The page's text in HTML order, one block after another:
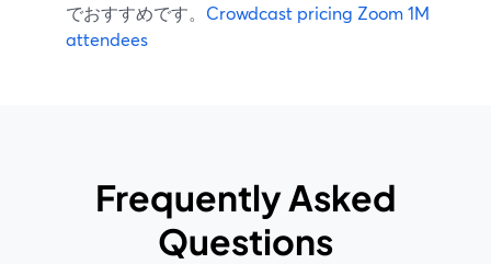
でおすすめです。 Crowdcast pricing Zoom 1M
attendees
Frequently Asked
Questions